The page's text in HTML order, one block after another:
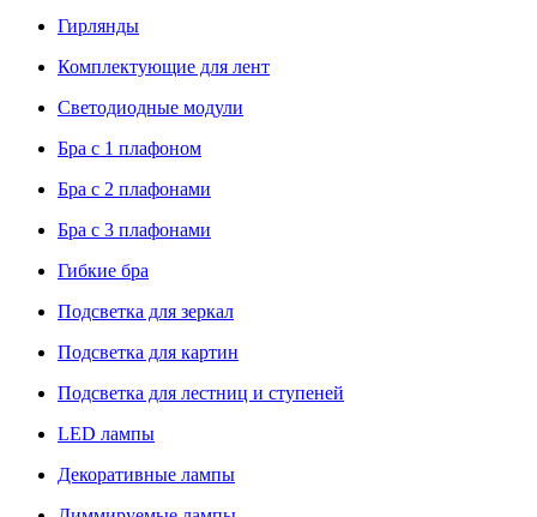
Гирлянды
Комплектующие для лент
Светодиодные модули
Бра с 1 плафоном
Бра с 2 плафонами
Бра с 3 плафонами
Гибкие бра
Подсветка для зеркал
Подсветка для картин
Подсветка для лестниц и ступеней
LED лампы
Декоративные лампы